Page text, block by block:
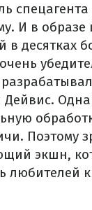
спецагента
И в
в десятках
Поэтому
экшн,
любителей